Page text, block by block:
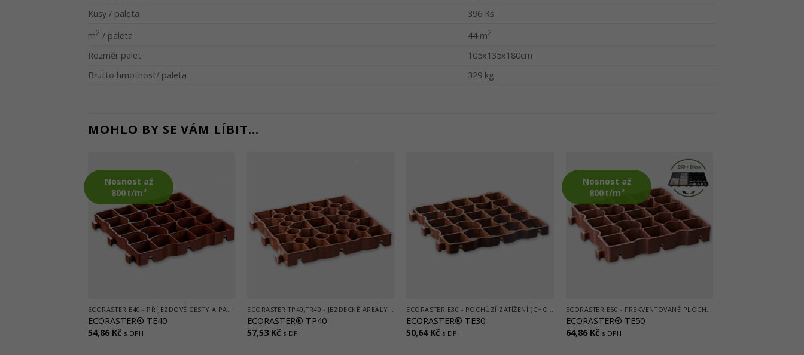
Kusy / paleta
396 Ks
m2 / paleta 44 m2
Rozměr palet
105x135x180cm
Brutto hmotnost/ paleta
329 kg
MOHLO BY SE VÁM LÍBIT…
Nosnost až
800 t/m²
ECORASTER® TE40
54,86 Kč s DPH
ECORASTER® TP40
57,53 Kč s DPH
ECORASTER® TE30
50,64 Kč s DPH
Nosnost až
800 t/m²
ECORASTER® TE50
64,86 Kč s DPH